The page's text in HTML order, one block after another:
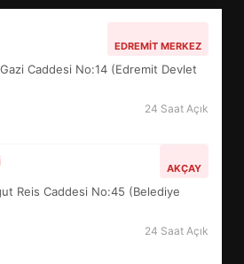
EDREMIT MERKEZ
Caddesi No:14 (Edremit Devlet
24 Saat Açık
AKÇAY
Reis Caddesi No:45 (Belediye
24 Saat Açık
MÜZELERİNDE SÜRE
NE DEĞİŞTİ?
KAYITLARI NEYİ